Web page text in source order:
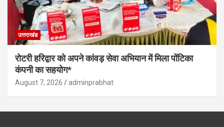
उत्तराखंड
रोटरी हरिद्वार को अपने कांवड़ सेवा अभियान में मिला पोंटिका
कंपनी का सहयोग*
August 7, 2026 adminprabhat